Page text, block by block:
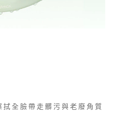
拭 全 臉 帶 走 髒 污 與 老 廢 角 質